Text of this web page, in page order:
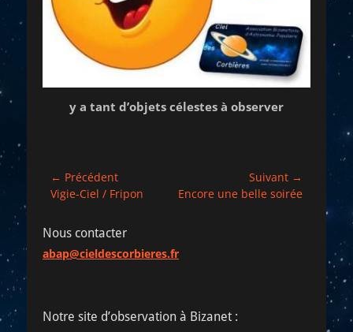
y a tant d’objets célestes à observer
Navigation
de
← Précédent
Article
Vigie-Ciel / Fripon
Suivant →
Article
Encore une belle soirée
Nous contacter
abap@cieldescorbieres.fr
Notre site d’observation à Bizanet :